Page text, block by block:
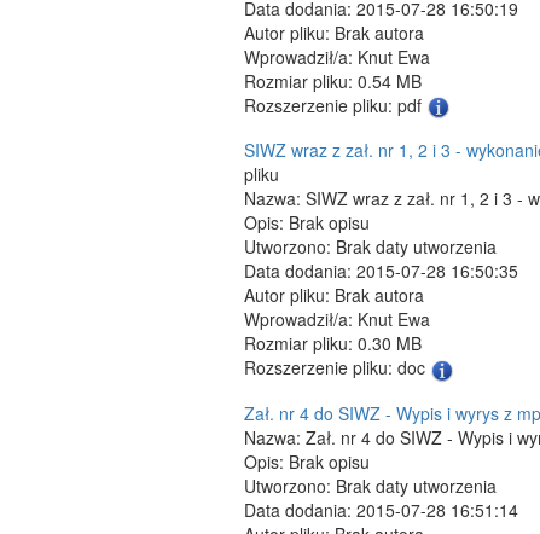
Data dodania: 2015-07-28 16:50:19
Autor pliku: Brak autora
Wprowadził/a: Knut Ewa
Rozmiar pliku: 0.54 MB
Rozszerzenie pliku: pdf
SIWZ wraz z zał. nr 1, 2 i 3 -
pliku
Nazwa: SIWZ wraz z zał. nr 1, 2 i 3 -
Opis: Brak opisu
Utworzono: Brak daty utworzenia
Data dodania: 2015-07-28 16:50:35
Autor pliku: Brak autora
Wprowadził/a: Knut Ewa
Rozmiar pliku: 0.30 MB
Rozszerzenie pliku: doc
Zał. nr 4 do SIWZ - Wypis i wyrys z
Nazwa: Zał. nr 4 do SIWZ - Wypis i
Opis: Brak opisu
Utworzono: Brak daty utworzenia
Data dodania: 2015-07-28 16:51:14